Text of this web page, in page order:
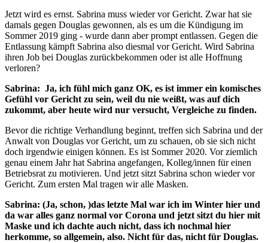
Jetzt wird es ernst. Sabrina muss wieder vor Gericht. Zwar hat sie
damals gegen Douglas gewonnen, als es um die Kündigung im
Sommer 2019 ging - wurde dann aber prompt entlassen. Gegen die
Entlassung kämpft Sabrina also diesmal vor Gericht. Wird Sabrina
ihren Job bei Douglas zurückbekommen oder ist alle Hoffnung
verloren?
Sabrina: Ja, ich fühl mich ganz OK, es ist immer ein komisches
Gefühl vor Gericht zu sein, weil du nie weißt, was auf dich
zukommt, aber heute wird nur versucht, Vergleiche zu finden.
Bevor die richtige Verhandlung beginnt, treffen sich Sabrina und der
Anwalt von Douglas vor Gericht, um zu schauen, ob sie sich nicht
doch irgendwie einigen können. Es ist Sommer 2020. Vor ziemlich
genau einem Jahr hat Sabrina angefangen, Kolleg/innen für einen
Betriebsrat zu motivieren. Und jetzt sitzt Sabrina schon wieder vor
Gericht. Zum ersten Mal tragen wir alle Masken.
Sabrina: (Ja, schon, )das letzte Mal war ich im Winter hier und
da war alles ganz normal vor Corona und jetzt sitzt du hier mit
Maske und ich dachte auch nicht, dass ich nochmal hier
herkomme, so allgemein, also. Nicht für das, nicht für Douglas.